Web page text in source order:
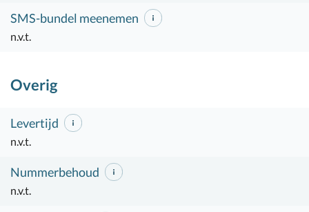
SMS-bundel meenemen
n.v.t.
Overig
Levertijd
n.v.t.
Nummerbehoud
n.v.t.